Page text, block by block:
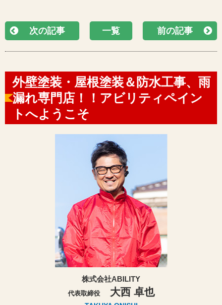
次の記事 一覧 前の記事
外壁塗装・屋根塗装＆防水工事、雨
漏れ専門店！！アビリティペイン
トへようこそ
株式会社ABILITY
代表取締役 大西 卓也